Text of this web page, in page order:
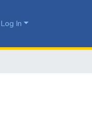
Log In